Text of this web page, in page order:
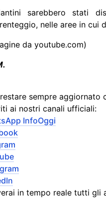
sarebbero stati
nelle aree in cui
da youtube.com)
sempre aggiornato
ai nostri canali ufficiali:
InfoOggi
in tempo reale tutti gli